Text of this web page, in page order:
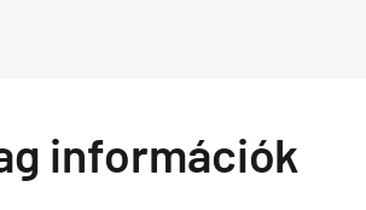
információk